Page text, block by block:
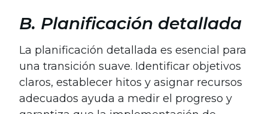
B. Planificación detallada
La planificación detallada es esencial para
una transición suave. Identificar objetivos
claros, establecer hitos y asignar recursos
adecuados ayuda a medir el progreso y